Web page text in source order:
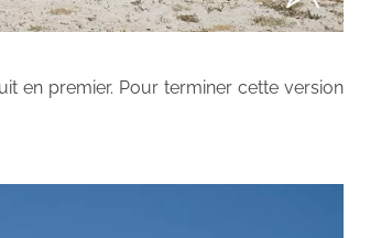
en premier. Pour terminer cette version